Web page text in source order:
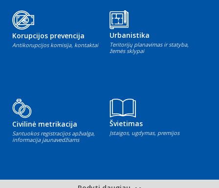
Korupcijos prevencija
Antikorupcijos komisija, kontaktai
Urbanistika
Teritorijų planavimas ir statyba,
žemės sklypai
Civilinė metrikacija
Santuokos registracijos apžvalga,
informacija jaunavedžiams
Švietimas
Įstaigos, ugdymas, premijos